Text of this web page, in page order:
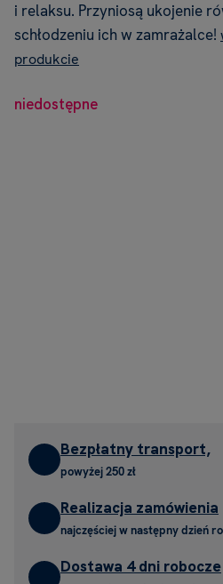
i relaksu. Przyniosą ukojenie
schłodzeniu ich w zamrażalce!
produkcie
niedostępne
Bezpłatny transport,
powyżej 250 zł
Realizacja zamówienia
najczęściej w następny dzień
Dostawa 4 dni robocze